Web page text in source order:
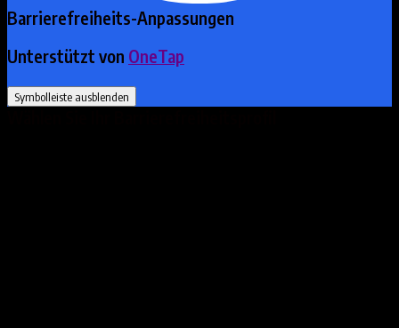
Barrierefreiheits-Anpassungen
Unterstützt von OneTap
Symbolleiste ausblenden